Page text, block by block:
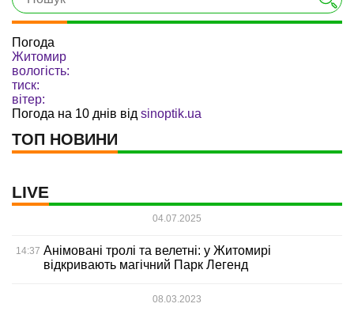
Погода
Житомир
вологість:
тиск:
вітер:
Погода на 10 днів від sinoptik.ua
ТОП НОВИНИ
LIVE
04.07.2025
14:37 Анімовані тролі та велетні: у Житомирі
відкривають магічний Парк Легенд
08.03.2023